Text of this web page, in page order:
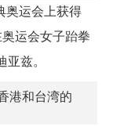
奥运会上获得
运会女子跆拳
兹。
港和台湾的